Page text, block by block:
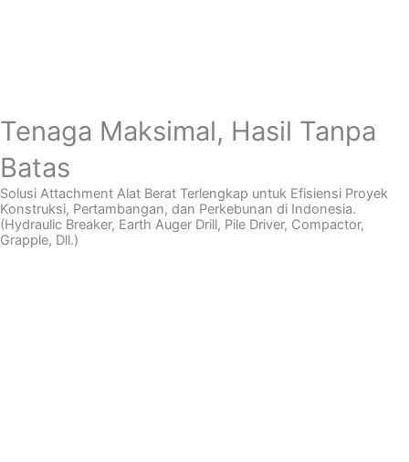
Tenaga Maksimal, Hasil Tanpa
Batas
Solusi Attachment Alat Berat Terlengkap untuk Efisiensi Proyek
Konstruksi, Pertambangan, dan Perkebunan di Indonesia.
(Hydraulic Breaker, Earth Auger Drill, Pile Driver, Compactor,
Grapple, Dll.)